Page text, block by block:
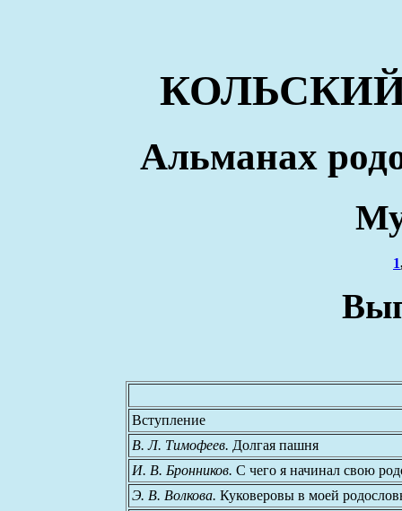
Альманах
1
Вступление
В. Л. Тимофеев. Долгая пашня
И. В. Бронников. С чего я начинал свою
Э. В. Волкова. Куковеровы в моей